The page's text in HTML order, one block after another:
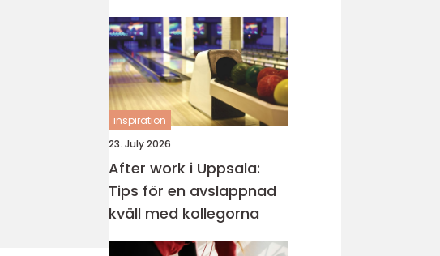
inspiration
23. July 2026
After work i Uppsala:
Tips för en avslappnad
kväll med kollegorna